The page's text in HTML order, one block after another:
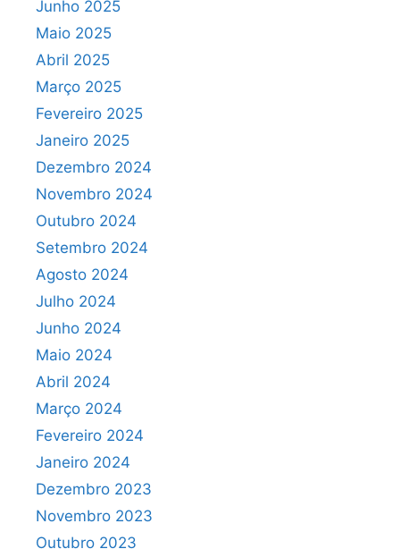
Junho 2025
Maio 2025
Abril 2025
Março 2025
Fevereiro 2025
Janeiro 2025
Dezembro 2024
Novembro 2024
Outubro 2024
Setembro 2024
Agosto 2024
Julho 2024
Junho 2024
Maio 2024
Abril 2024
Março 2024
Fevereiro 2024
Janeiro 2024
Dezembro 2023
Novembro 2023
Outubro 2023